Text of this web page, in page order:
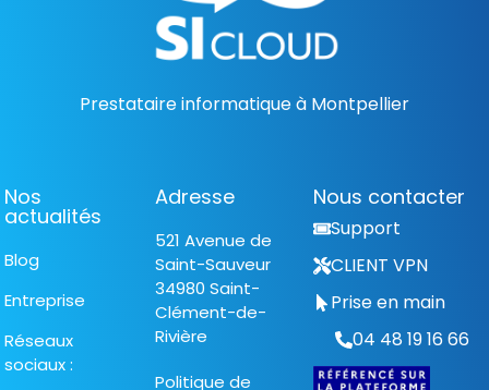
Prestataire informatique à Montpellier
Nos
actualités
Blog
Entreprise
Réseaux
sociaux :
Adresse
521 Avenue de
Saint-Sauveur
34980 Saint-
Clément-de-
Rivière
Politique de
Nous contacter
Support
CLIENT VPN
Prise en main
04 48 19 16 66